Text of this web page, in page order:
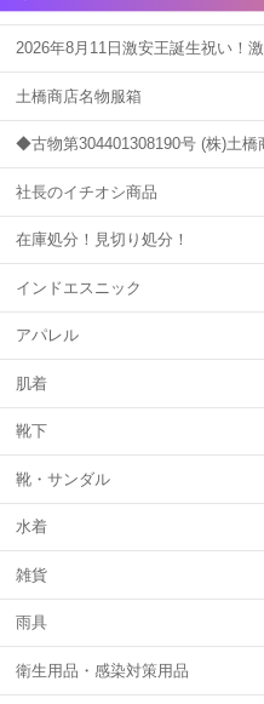
2026年8月11日激安王誕生祝い！
土橋商店名物服箱
◆古物第304401308190号 (株)土
社長のイチオシ商品
在庫処分！見切り処分！
インドエスニック
アパレル
肌着
靴下
靴・サンダル
水着
雑貨
雨具
衛生用品・感染対策用品